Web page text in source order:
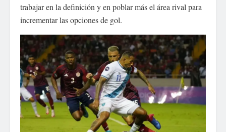
trabajar en la definición y en poblar más el área rival para
incrementar las opciones de gol.